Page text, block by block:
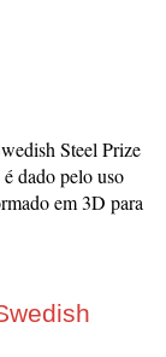
Steel Prize
dado pelo uso
em 3D para